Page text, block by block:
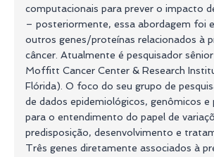
computacionais para prever o impacto
– posteriormente, essa abordagem foi
outros genes/proteínas relacionados à
câncer. Atualmente é pesquisador
Moffitt Cancer Center & Research
Flórida). O foco do seu grupo de
de dados epidemiológicos, genômicos
para o entendimento do papel de
predisposição, desenvolvimento e
Três genes diretamente associados à